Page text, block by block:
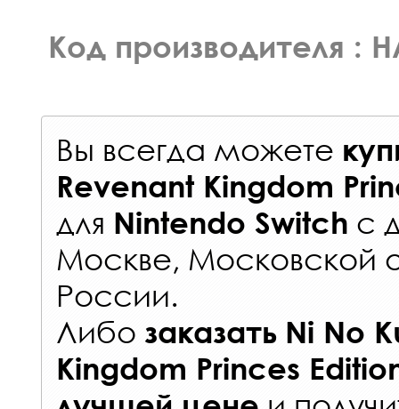
Код производителя :
Вы всегда можете
Revenant Kingdom
для Nintendo Switch с
Москве, Московской
России.
Либо заказать Ni No
Kingdom Princes